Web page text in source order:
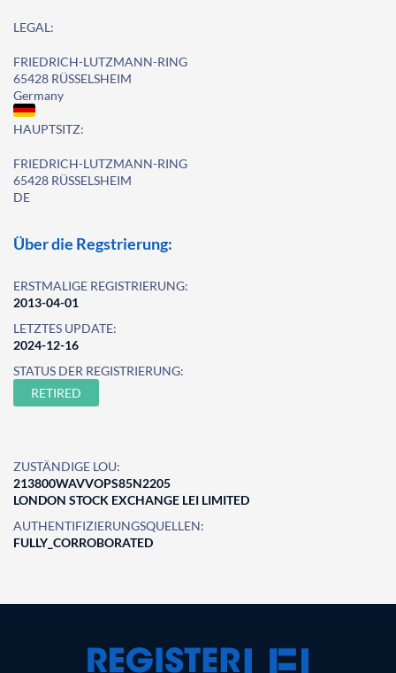
LEGAL:
FRIEDRICH-LUTZMANN-RING
65428 RÜSSELSHEIM
Germany
HAUPTSITZ:
FRIEDRICH-LUTZMANN-RING
65428 RÜSSELSHEIM
DE
Über die Regstrierung:
ERSTMALIGE REGISTRIERUNG:
2013-04-01
LETZTES UPDATE:
2024-12-16
STATUS DER REGISTRIERUNG:
RETIRED
ZUSTÄNDIGE LOU:
213800WAVVOPS85N2205
LONDON STOCK EXCHANGE LEI LIMITED
AUTHENTIFIZIERUNGSQUELLEN:
FULLY_CORROBORATED